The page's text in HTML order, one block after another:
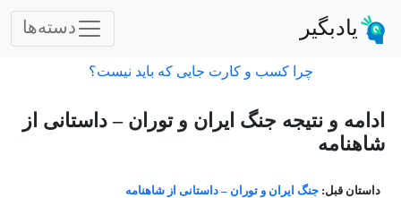
یادبگیر دسته‌ها
چرا کسب و کارت جایی که باید نیست؟
ادامه و نتیجه جنگ ایران و توران – داستانی از
شاهنامه
داستان قبل: جنگ ایران و توران – داستانی از شاهنامه